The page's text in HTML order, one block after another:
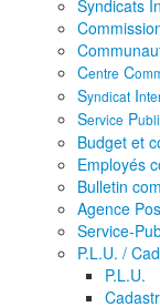
Syndicats
Centre C
Syndicat I
Service P
Budget et
Employés
Bulletin
Agence
Service-
P.L.U. /
P.L.U.